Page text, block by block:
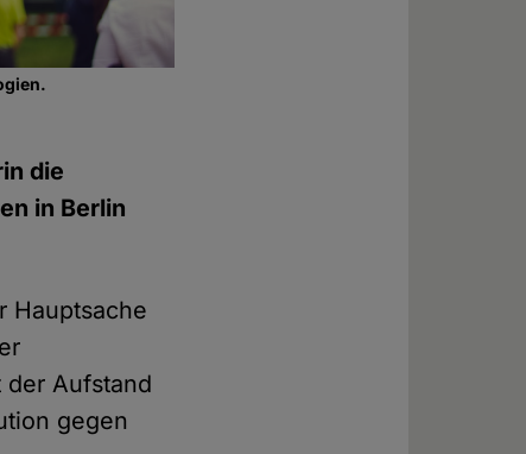
die
in Berlin
Hauptsache
der Aufstand
gegen